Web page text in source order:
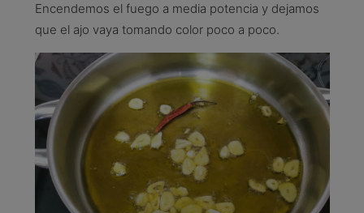
Encendemos el fuego a media potencia y dejamos
que el ajo vaya tomando color poco a poco.